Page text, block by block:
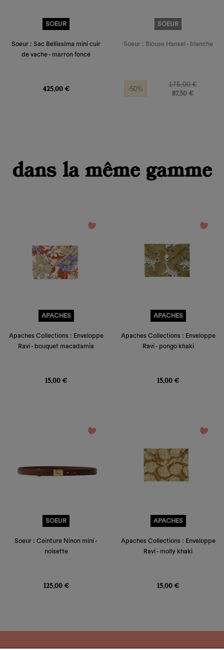
SOEUR
Soeur : Sac Bellissima mini cuir
de vache - marron foncé
425,00 €
SOEUR
Soeur : Blouse Hansel - blanche
Prix de base
175,00 €
-50%
87,50 €
dans la même gamme
favorite_border
APACHES
Apaches Collections : Enveloppe
Ravi - bouquet macadamia
15,00 €
favorite_border
APACHES
Apaches Collections : Enveloppe
Ravi - pongo khaki
15,00 €
favorite_border
SOEUR
Soeur : Ceinture Ninon mini -
noisette
125,00 €
favorite_border
APACHES
Apaches Collections : Enveloppe
Ravi - molly khaki
15,00 €